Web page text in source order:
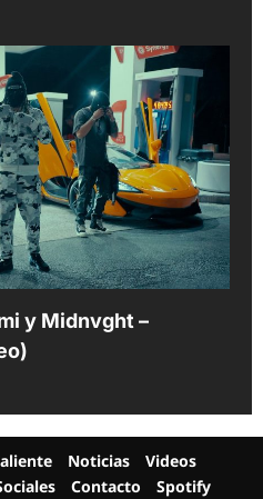
y Midnvght –
Noticias
Videos
Contacto Spotify